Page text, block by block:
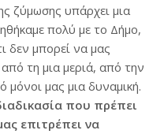
ζύμωσης υπάρχει μια
πολύ με το Δήμο,
δεν μπορεί να μας
τη μια μεριά, από την
μας μια δυναμική.
που πρέπει
επιτρέπει να